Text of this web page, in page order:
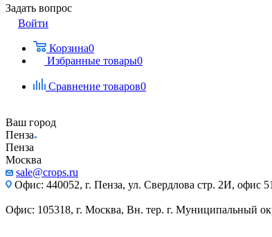
Задать вопрос
Войти
Корзина0
Избранные товары0
Сравнение товаров0
Ваш город
Пенза
Пенза
Москва
sale@crops.ru
Офис: 440052, г. Пенза, ул. Свердлова стр. 2И, офис
Офис: 105318, г. Москва, Вн. тер. г. Муниципальный